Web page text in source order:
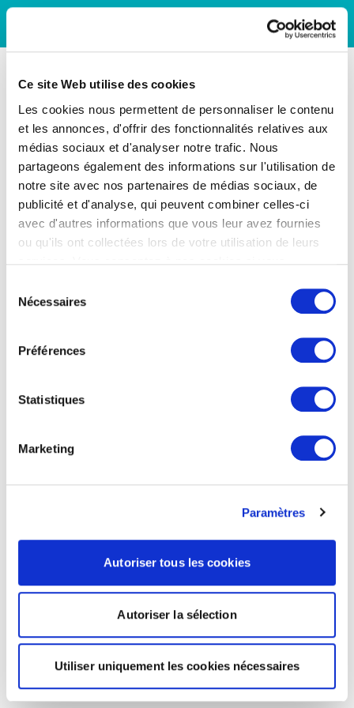
Ce site Web utilise des cookies
Les cookies nous permettent de personnaliser le contenu
et les annonces, d'offrir des fonctionnalités relatives aux
médias sociaux et d'analyser notre trafic. Nous
partageons également des informations sur l'utilisation de
notre site avec nos partenaires de médias sociaux, de
publicité et d'analyse, qui peuvent combiner celles-ci
avec d'autres informations que vous leur avez fournies
ou qu'ils ont collectées lors de votre utilisation de leurs
Nécessaires
Préférences
Statistiques
Marketing
Paramètres
Autoriser tous les cookies
Autoriser la sélection
Utiliser uniquement les cookies nécessaires